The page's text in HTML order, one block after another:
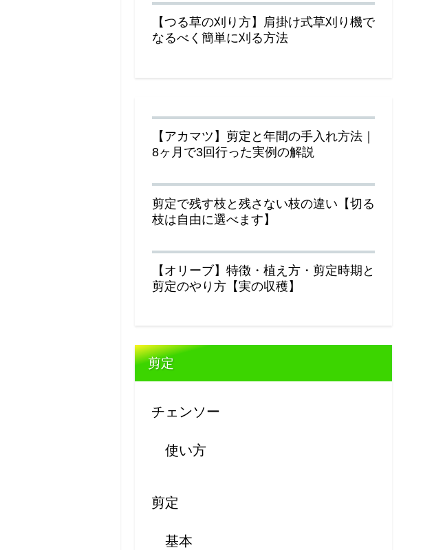
【つる草の刈り方】肩掛け式草刈り機で
なるべく簡単に刈る方法
【アカマツ】剪定と年間の手入れ方法｜
8ヶ月で3回行った実例の解説
剪定で残す枝と残さない枝の違い【切る
枝は自由に選べます】
【オリーブ】特徴・植え方・剪定時期と
剪定のやり方【実の収穫】
剪定
チェンソー
使い方
剪定
基本